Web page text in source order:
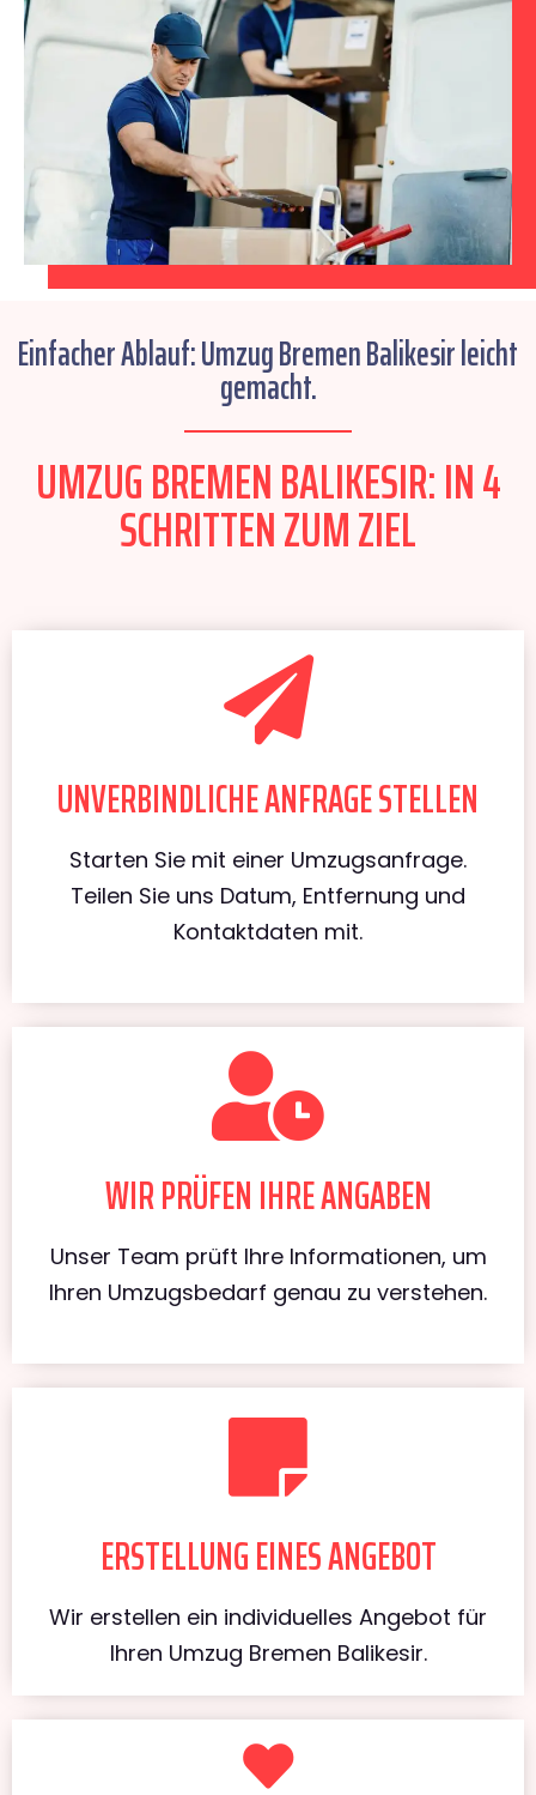
Einfacher Ablauf: Umzug Bremen Balikesir leicht
gemacht.
UMZUG BREMEN BALIKESIR: IN 4
SCHRITTEN ZUM ZIEL
UNVERBINDLICHE ANFRAGE STELLEN
Starten Sie mit einer Umzugsanfrage.
Teilen Sie uns Datum, Entfernung und
Kontaktdaten mit.
WIR PRÜFEN IHRE ANGABEN
Unser Team prüft Ihre Informationen, um
Ihren Umzugsbedarf genau zu verstehen.
ERSTELLUNG EINES ANGEBOT
Wir erstellen ein individuelles Angebot für
Ihren Umzug Bremen Balikesir.